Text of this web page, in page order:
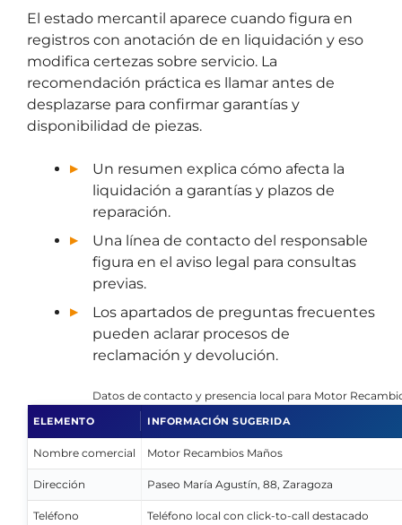
El estado mercantil aparece cuando figura en
registros con anotación de en liquidación y eso
modifica certezas sobre servicio. La
recomendación práctica es llamar antes de
desplazarse para confirmar garantías y
disponibilidad de piezas.
Un resumen explica cómo afecta la
liquidación a garantías y plazos de
reparación.
Una línea de contacto del responsable
figura en el aviso legal para consultas
previas.
Los apartados de preguntas frecuentes
pueden aclarar procesos de
reclamación y devolución.
Datos de contacto y presencia local para Motor
ELEMENTO INFORMACIÓN SUGERIDA
Nombre comercial Motor Recambios Maños
Dirección Paseo María Agustín, 88, Zaragoza
Teléfono Teléfono local con click-to-call destacado